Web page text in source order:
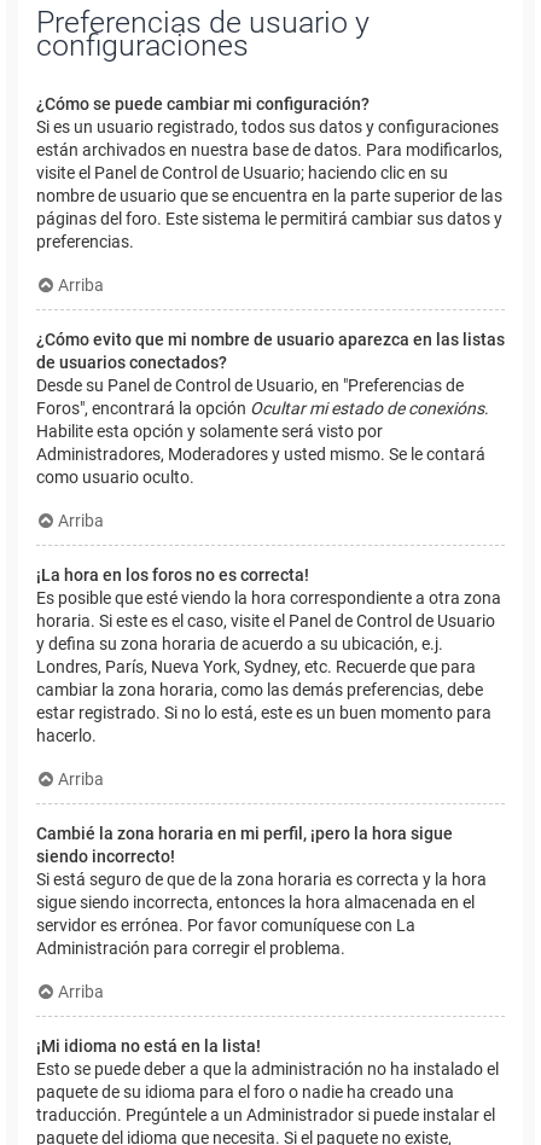
Preferencias de usuario y
configuraciones
¿Cómo se puede cambiar mi configuración?
Si es un usuario registrado, todos sus datos y configuraciones
están archivados en nuestra base de datos. Para modificarlos,
visite el Panel de Control de Usuario; haciendo clic en su
nombre de usuario que se encuentra en la parte superior de las
páginas del foro. Este sistema le permitirá cambiar sus datos y
preferencias.
Arriba
¿Cómo evito que mi nombre de usuario aparezca en las listas
de usuarios conectados?
Desde su Panel de Control de Usuario, en "Preferencias de
Foros", encontrará la opción Ocultar mi estado de conexións.
Habilite esta opción y solamente será visto por
Administradores, Moderadores y usted mismo. Se le contará
como usuario oculto.
Arriba
¡La hora en los foros no es correcta!
Es posible que esté viendo la hora correspondiente a otra zona
horaria. Si este es el caso, visite el Panel de Control de Usuario
y defina su zona horaria de acuerdo a su ubicación, e.j.
Londres, París, Nueva York, Sydney, etc. Recuerde que para
cambiar la zona horaria, como las demás preferencias, debe
estar registrado. Si no lo está, este es un buen momento para
hacerlo.
Arriba
Cambié la zona horaria en mi perfil, ¡pero la hora sigue
siendo incorrecto!
Si está seguro de que de la zona horaria es correcta y la hora
sigue siendo incorrecta, entonces la hora almacenada en el
servidor es errónea. Por favor comuníquese con La
Administración para corregir el problema.
Arriba
¡Mi idioma no está en la lista!
Esto se puede deber a que la administración no ha instalado el
paquete de su idioma para el foro o nadie ha creado una
traducción. Pregúntele a un Administrador si puede instalar el
paquete del idioma que necesita. Si el paquete no existe,